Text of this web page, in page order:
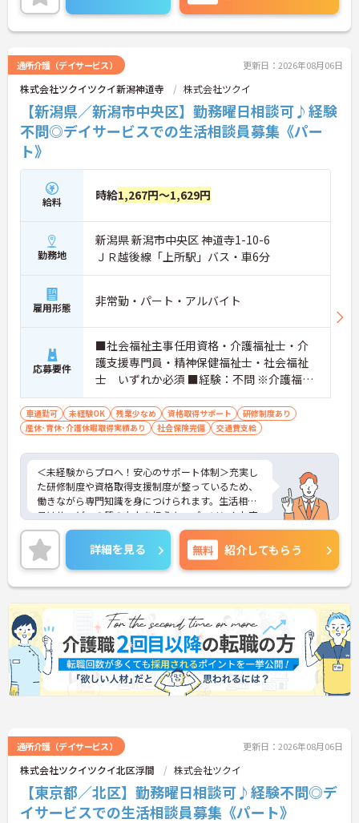
＜夜勤なしでプライベートも充実！柔軟な働き方＞
勤務曜日は相談可能♪ライフスタイルに合わせた働
き方が可能です。産休・育休制度も整っており、長
通所介護（デイサービス） 更新日：2026年08月06日
株式会社ツクイツクイ新潟神道寺 株式会社ツクイ
【新潟県／新潟市中央区】勤務曜日相談可♪経験
不問◎デイサービスでの生活相談員募集《パー
ト》
給料 時給1,267円～1,629円
勤務地
新潟県 新潟市中央区 神道寺1-10-6
ＪＲ越後線「上所駅」バス・車6分
雇用形態 非常勤・パート・アルバイト
応募要件
■社会福祉主事任用資格・介護福祉士・介
護支援専門員・精神保健福祉士・社会福祉
士 いずれか必須 ■経験：不問 ※介護福祉
士の場合は、介護保険サービス事業所にお
いて、介護職員として常勤で5年以上の勤務
実績が必須（合算、通算：可）
車通勤可 未経験OK 残業少なめ 資格取得サポート
研修制度あり
産休･育休･介護休暇取得実績あり
社会保険完備 交通費支給
＜未経験からプロへ！安心のサポート体制＞充実し
た研修制度や資格取得支援制度が整っているため、
働きながら専門知識を身につけられます。生活相談
員はサービスの質の向上を担うキーパーソン！お客
様やご家族との関わりを通じて、自分自身の人間性
も磨いていけるやりがいのあるお仕事です。
＜夜勤なしでプライベートも充実！柔軟な働き方＞
勤務曜日は相談可能♪ライフスタイルに合わせた働
き方が可能です。産休・育休制度も整っており、長
く安心して働ける環境です。
詳細を見る 無料 紹介してもらう
通所介護（デイサービス） 更新日：2026年08月06日
株式会社ツクイツクイ北区浮間 株式会社ツクイ
【東京都／北区】勤務曜日相談可♪経験不問◎デ
イサービスでの生活相談員募集《パート》